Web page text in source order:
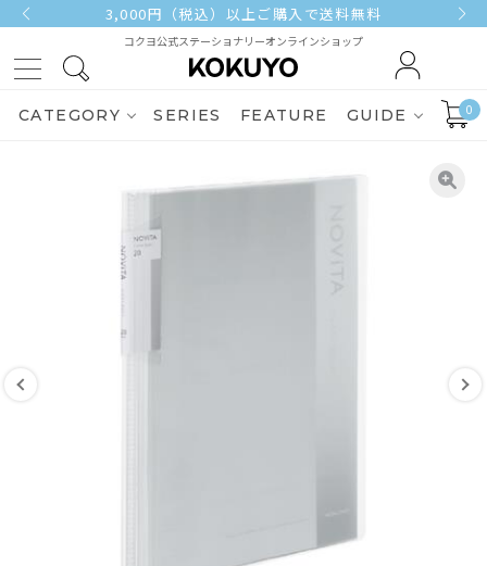
3,000円（税込）以上ご購入で送料無料
コクヨ公式ステーショナリーオンラインショップ
CATEGORY SERIES FEATURE GUIDE 0